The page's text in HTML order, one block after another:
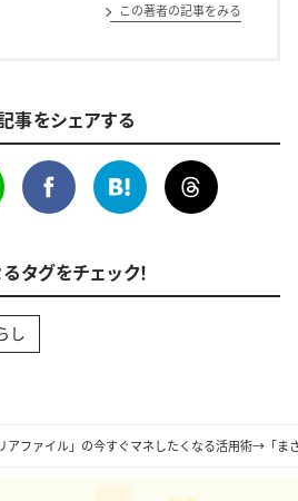
リアファイル」の今すぐマネしたくなる活用術→「
この著者の記事をみる
事をシェアする
タグをチェック！
し